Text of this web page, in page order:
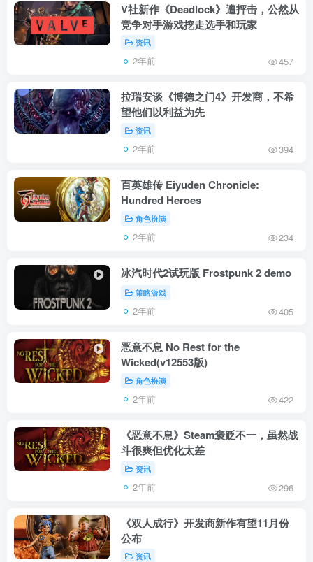
V社新作《Deadlock》遭抨击，公然从
竞争对手游戏挖走选手和玩家
资讯
2年前 457
拉瑞安谈《博德之门4》开发商，不希
望他们以利益为先
资讯
2年前 394
百英雄传 Eiyuden Chronicle:
Hundred Heroes
角色扮演
2年前 234
冰汽时代2试玩版 Frostpunk 2 demo
策略游戏
2年前 405
恶意不息 No Rest for the
Wicked(v12553版)
角色扮演
2年前 422
《恶意不息》Steam褒贬不一，虽然战
斗很爽但优化太差
资讯
2年前 296
《双人成行》开发商新作有望11月份
公布
资讯